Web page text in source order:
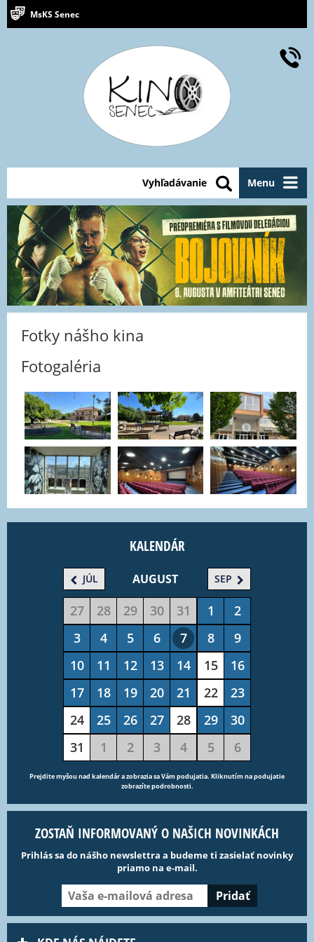
MsKS Senec
Menu
Vyhľadávanie
Fotky nášho kina
Fotogaléria
KALENDÁR
JÚL AUGUST SEP
27 28 29 30 31 1
2
3
4 5 6 7 8
9
10
11 12 13 14 15
16
17
18 19 20 21 22
23
24
25 26 27 28 29
30
31
1 2 3 4 5 6
Prejdite myšou nad kalendár a zobrazia sa Vám podujatia. Kliknutím na podujatie
zobrazíte podrobnosti.
ZOSTAŇ INFORMOVANÝ O NAŠICH NOVINKÁCH
Prihlás sa do nášho newslettra a budeme ti zasielať novinky
priamo na e-mail.